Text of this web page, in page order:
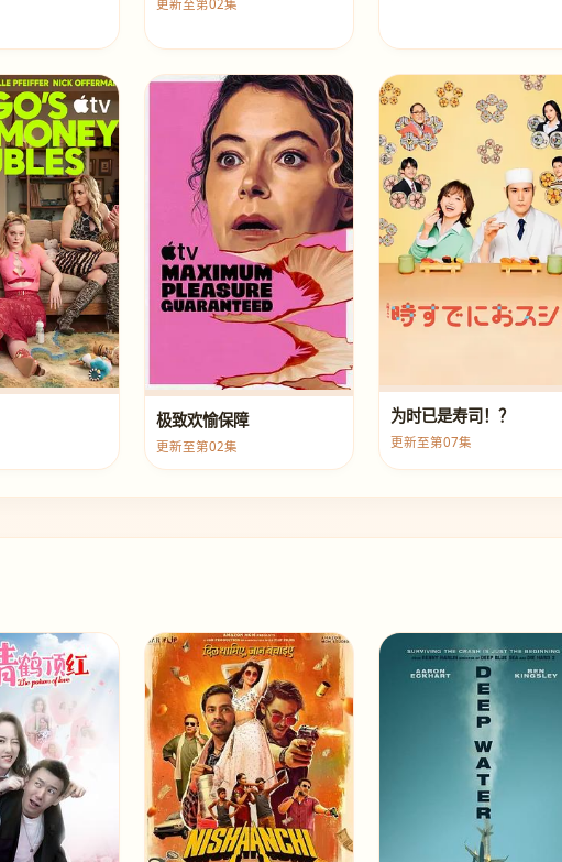
更新至第02集
极致欢愉保障
更新至第02集
为时已是寿司！？
更新至第07集